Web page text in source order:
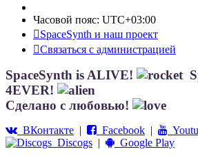
Часовой пояс: UTC+03:00
SpaceSynth и наш проект
Связаться с администрацией
SpaceSynth is ALIVE!
4EVER!
Сделано с любовью!
ВКонтакте | Facebook |
Discogs | Google Play